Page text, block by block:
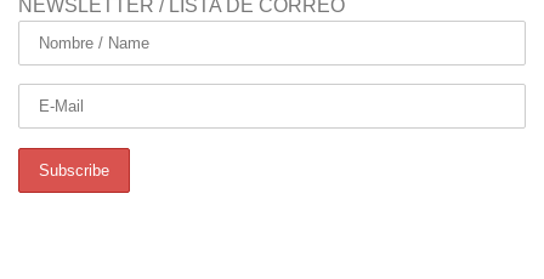
NEWSLETTER / LISTA DE CORREO